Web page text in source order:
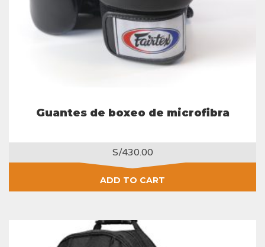
Guantes de boxeo de microfibra
S/430.00
ADD TO CART